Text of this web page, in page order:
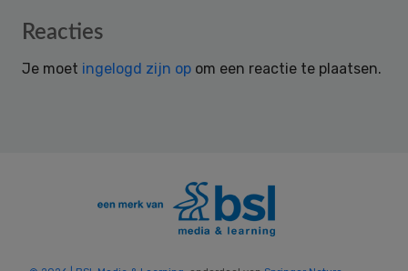
Reader
Reacties
Je moet ingelogd zijn op om een reactie te plaatsen.